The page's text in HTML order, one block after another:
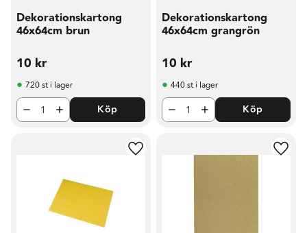
Dekorationskartong
46x64cm brun
10 kr
720 st i lager
Köp
Dekorationskartong
46x64cm grangrön
10 kr
440 st i lager
Köp
Lägg till i favoriter